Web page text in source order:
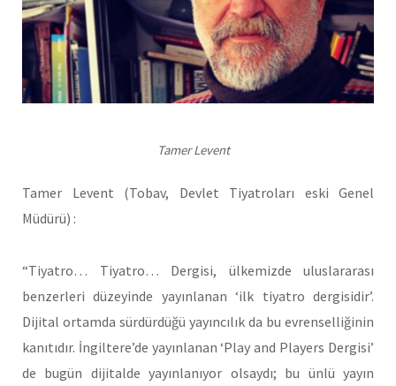
Tamer Levent
Tamer Levent (Tobav, Devlet Tiyatroları eski Genel
Müdürü) :
“Tiyatro… Tiyatro… Dergisi, ülkemizde uluslararası
benzerleri düzeyinde yayınlanan ‘ilk tiyatro dergisidir’.
Dijital ortamda sürdürdüğü yayıncılık da bu evrenselliğinin
kanıtıdır. İngiltere’de yayınlanan ‘Play and Players Dergisi’
de bugün dijitalde yayınlanıyor olsaydı; bu ünlü yayın